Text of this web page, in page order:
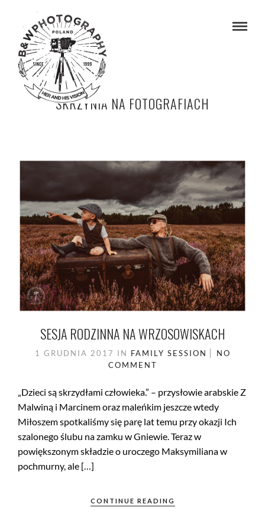
SKRZYNIA NA FOTOGRAFIACH
SESJA RODZINNA NA WRZOSOWISKACH
1 GRUDNIA 2017 IN FAMILY SESSION
NO
COMMENT
„Dzieci są skrzydłami człowieka.” – przysłowie arabskie Z
Malwiną i Marcinem oraz maleńkim jeszcze wtedy
Miłoszem spotkaliśmy się parę lat temu przy okazji Ich
szalonego ślubu na zamku w Gniewie. Teraz w
powiększonym składzie o uroczego Maksymiliana w
pochmurny, ale […]
CONTINUE READING